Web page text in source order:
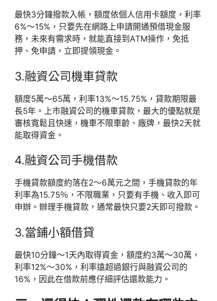
最快3分鐘撥款入帳，額度依個人信用卡額度，利率
6%～15%，只要先在網路上申請開通預借現金服
務，未來有需求時，就能直接到ATM操作，免抵
押、免申請，立即提領現金。
3.融資公司機車貸款
額度5萬～65萬，利率13%～15.75%，貸款期限最
長5年。上市融資公司的機車貸款，最大的優點就是
審核寬鬆且快速，機車不限車齡、廠牌，最快2天就
能取得資金。
4.融資公司手機借款
手機貸款額度約落在2～6萬元之間，手機貸款的年
利率為15.75％，不限職業，只要有手機、收入即可
申辦。辦理手機貸款，通常最快只要2天即可撥款。
3.當鋪小額借貸
最快10分鐘～1天內取得資金，額度約3萬～30萬，
利率12%～30%，利率遠超過銀行與融資公司的
16%，因此在借款前應仔細評估還款能力。